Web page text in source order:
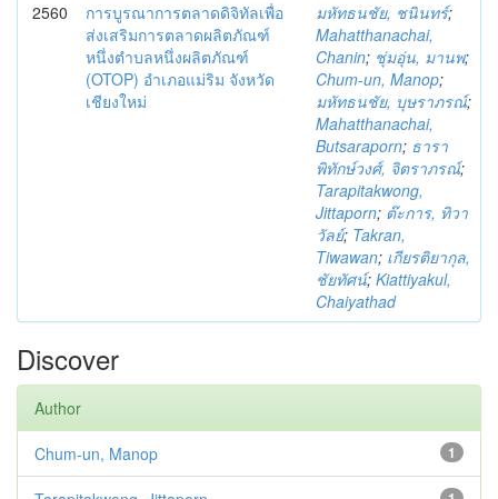
2560
การบูรณาการตลาดดิจิทัลเพื่อ
ส่งเสริมการตลาดผลิตภัณฑ์
หนึ่งตำบลหนึ่งผลิตภัณฑ์
(OTOP) อำเภอแม่ริม จังหวัด
เชียงใหม่
มหัทธนชัย, ชนินทร์;
Mahatthanachai,
Chanin; ชุ่มอุ่น, มานพ;
Chum-un, Manop;
มหัทธนชัย, บุษราภรณ์;
Mahatthanachai,
Butsaraporn; ธารา
พิทักษ์วงศ์, จิตราภรณ์;
Tarapitakwong,
Jittaporn; ต๊ะการ, ทิวา
วัลย์; Takran,
Tiwawan; เกียรติยากุล,
ชัยทัศน์; Kiattiyakul,
Chaiyathad
Discover
Author
1
Chum-un, Manop